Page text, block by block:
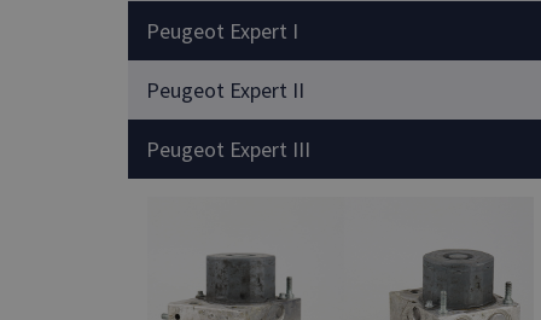
Peugeot Expert I
Peugeot Expert II
Peugeot Expert III